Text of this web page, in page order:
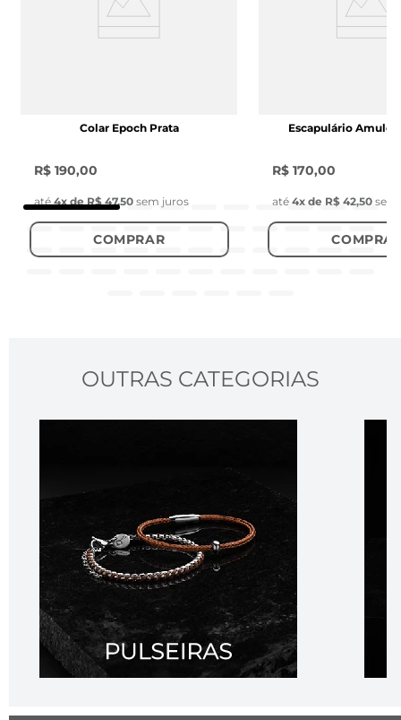
Colar Epoch Prata
R$ 190,00
até 4x de R$ 47,50 sem juros
COMPRAR
Escapulário
R$ 170,00
até 4x de R$ 42,50 sem
OUTRAS CATEGORIAS